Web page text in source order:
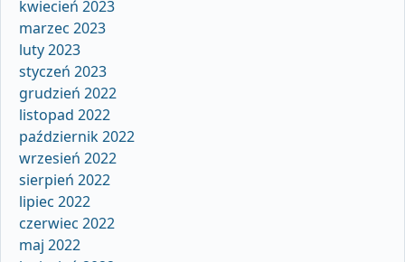
kwiecień 2023
marzec 2023
luty 2023
styczeń 2023
grudzień 2022
listopad 2022
październik 2022
wrzesień 2022
sierpień 2022
lipiec 2022
czerwiec 2022
maj 2022